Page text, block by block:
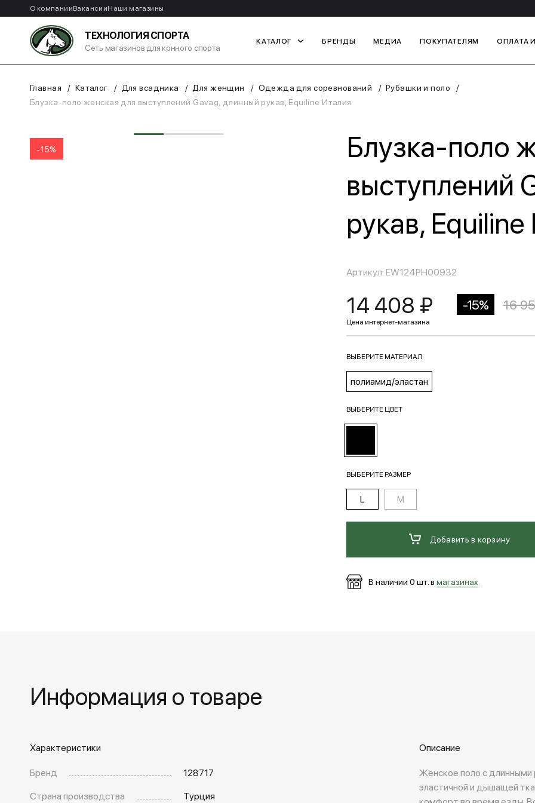
О компанииВакансииНаши магазины
ТЕХНОЛОГИЯ СПОРТА
Сеть магазинов для конного спорта
КАТАЛОГ БРЕНДЫ МЕДИА ПОКУПАТЕЛЯМ ОПЛАТА
Главная Каталог Для всадника Для женщин Одежда для соревнований
Рубашки и поло
Блузка-поло женская для выступлений Gavag, длинный рукав, Equiline Италия
-15%
Блузка-поло
выступлений
рукав,
Артикул: EW124PH00932
14 408 ₽ -15% 16
ВЫБЕРИТЕ МАТЕРИАЛ
полиамид/эластан
ВЫБЕРИТЕ ЦВЕТ
ВЫБЕРИТЕ РАЗМЕР
L M
Добавить в корзину
В наличии 0 шт. в магазинах
Информация о товаре
Характеристики
Бренд
128717
Страна производства
Турция
Описание
Женское поло с длинными
эластичной и дышащей